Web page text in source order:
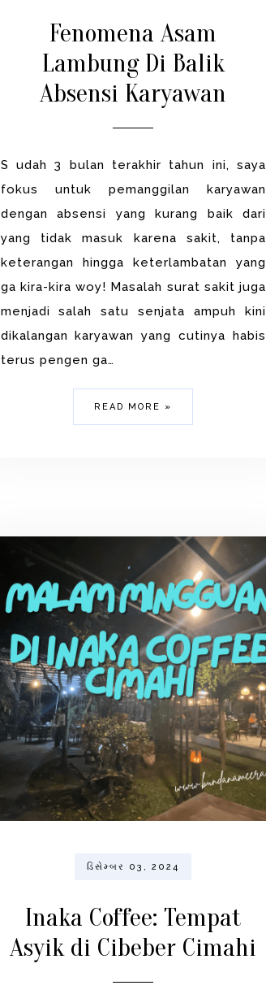
Fenomena Asam
Lambung Di Balik
Absensi Karyawan
S udah 3 bulan terakhir tahun ini, saya
fokus untuk pemanggilan karyawan
dengan absensi yang kurang baik dari
yang tidak masuk karena sakit, tanpa
keterangan hingga keterlambatan yang
ga kira-kira woy! Masalah surat sakit juga
menjadi salah satu senjata ampuh kini
dikalangan karyawan yang cutinya habis
terus pengen ga…
READ MORE »
ડિસેમ્બર 03, 2024
Inaka Coffee: Tempat
Asyik di Cibeber Cimahi